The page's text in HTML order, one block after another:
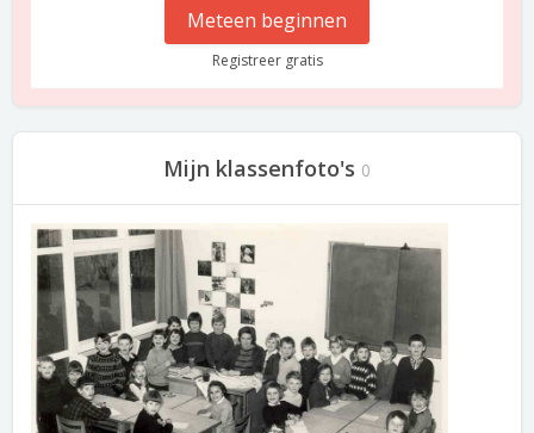
Meteen beginnen
Registreer gratis
Mijn klassenfoto's 0